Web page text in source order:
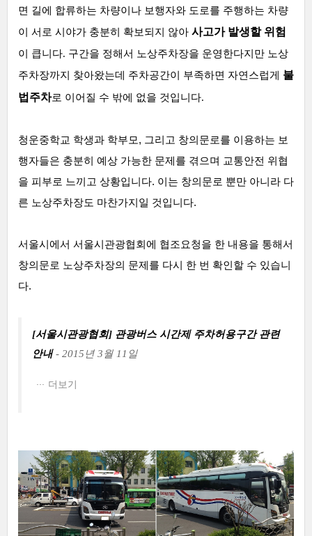
면 길에 합류하는 차량이나 보행자와 도로를 주행하는 차량
이 서로 시야가 충분히 확보되지 않아 사고가 발생할 위험
이 큽니다. 구간을 정해서 노상주차장을 운영한다지만 노상
주차장까지 찾아왔는데 주차공간이 부족하면 자연스럽게 불
법주차로 이어질 수 밖에 없을 것입니다.
청운중학교 학생과 학부모, 그리고 창의문로를 이용하는 보
행자들은 충분히 예상 가능한 문제를 겪으며 교통안전 위협
을 피부로 느끼고 상황입니다. 이는 창의문로 뿐만 아니라 다
른 노상주차장도 마찬가지일 것입니다.
서울시에서 서울시관광협회에 협조요청을 한 내용을 통해서
창의문로 노상주차장의 문제를 다시 한 번 확인할 수 있습니
다.
[서울시관광협회] 관광버스 시간제 주차허용구간 관련
안내- 2015년 3월 11일
더보기